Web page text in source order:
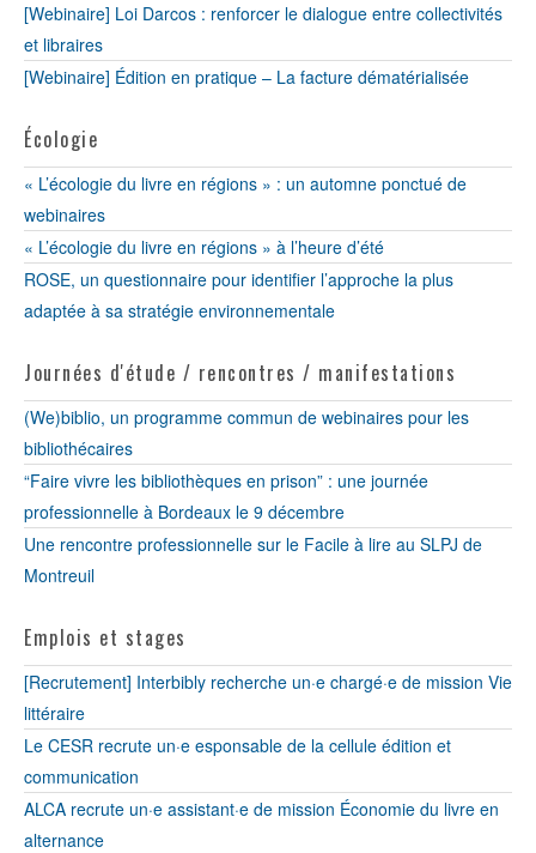
[Webinaire] Loi Darcos : renforcer le dialogue entre collectivités
et libraires
[Webinaire] Édition en pratique – La facture dématérialisée
Écologie
« L’écologie du livre en régions » : un automne ponctué de
webinaires
« L’écologie du livre en régions » à l’heure d’été
ROSE, un questionnaire pour identifier l’approche la plus
adaptée à sa stratégie environnementale
Journées d'étude / rencontres / manifestations
(We)biblio, un programme commun de webinaires pour les
bibliothécaires
“Faire vivre les bibliothèques en prison” : une journée
professionnelle à Bordeaux le 9 décembre
Une rencontre professionnelle sur le Facile à lire au SLPJ de
Montreuil
Emplois et stages
[Recrutement] Interbibly recherche un·e chargé·e de mission Vie
littéraire
Le CESR recrute un·e esponsable de la cellule édition et
communication
ALCA recrute un·e assistant·e de mission Économie du livre en
alternance